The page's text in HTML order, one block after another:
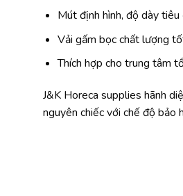
Mút định hình, độ dày
Vải gấm bọc chất lượng
Thích hợp cho trung tâm
J&K Horeca supplies hãnh
nguyên chiếc với chế độ bảo